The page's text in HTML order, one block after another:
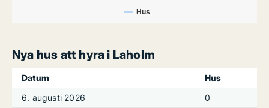
Hus
Nya hus att hyra i Laholm
Datum
Hus
6. augusti 2026
0